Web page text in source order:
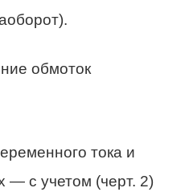
обмоток
тока и
— с учетом (черт. 2)